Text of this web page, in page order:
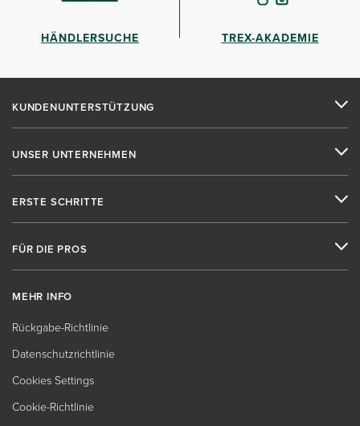
HÄNDLERSUCHE TREX-AKADEMIE
KUNDENUNTERSTÜTZUNG
UNSER UNTERNEHMEN
ERSTE SCHRITTE
FÜR DIE PROS
MEHR INFO
Rückgabe-Richtlinie
Datenschutzrichtlinie
Cookies Settings
Cookie-Richtlinie